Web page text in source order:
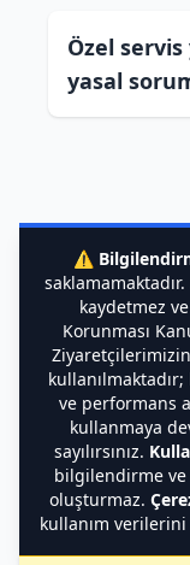
Özel
yasal
⚠️
kaydetmez ve
Korunması
ve performans
kullanmaya
sayılırsınız.
bilgilendirme ve
oluşturmaz.
kullanım